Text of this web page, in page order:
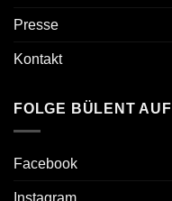
Presse
Kontakt
FOLGE BÜLENT AUF
Facebook
Instagram